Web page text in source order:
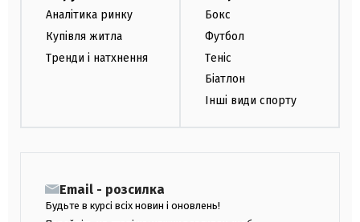
Аналітика ринку
Купівля житла
Тренди і натхнення
Бокс
Футбол
Теніс
Біатлон
Інші види спорту
Email - розсилка
Будьте в курсі всіх новин і оновлень!